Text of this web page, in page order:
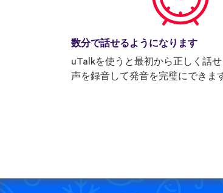
数分で話せるようになります
uTalkを使うと最初から正しく話
声を録音して発音を完璧にできま